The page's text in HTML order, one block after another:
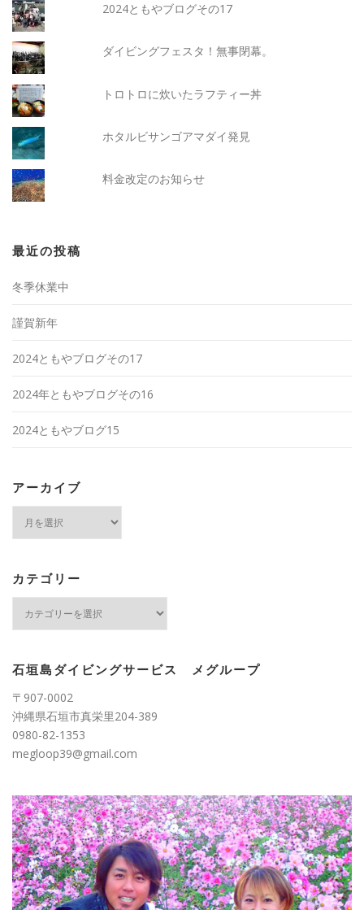
2024ともやブログその17
ダイビングフェスタ！無事閉幕。
トロトロに炊いたラフティー丼
ホタルビサンゴアマダイ発見
料金改定のお知らせ
最近の投稿
冬季休業中
謹賀新年
2024ともやブログその17
2024年ともやブログその16
2024ともやブログ15
アーカイブ
ブ
カテゴリー
ー
石垣島ダイビングサービス メグループ
〒907-0002
沖縄県石垣市真栄里204-389
0980-82-1353
megloop39@gmail.com